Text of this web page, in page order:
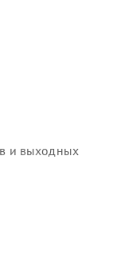
и выходных